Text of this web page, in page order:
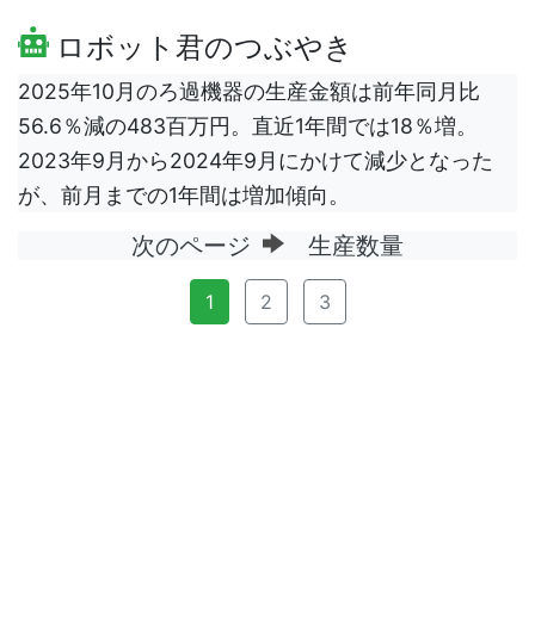
ロボット君のつぶやき
2025年10月のろ過機器の生産金額は前年同月比
56.6％減の483百万円。直近1年間では18％増。
2023年9月から2024年9月にかけて減少となった
が、前月までの1年間は増加傾向。
次のページ 生産数量
1 2 3